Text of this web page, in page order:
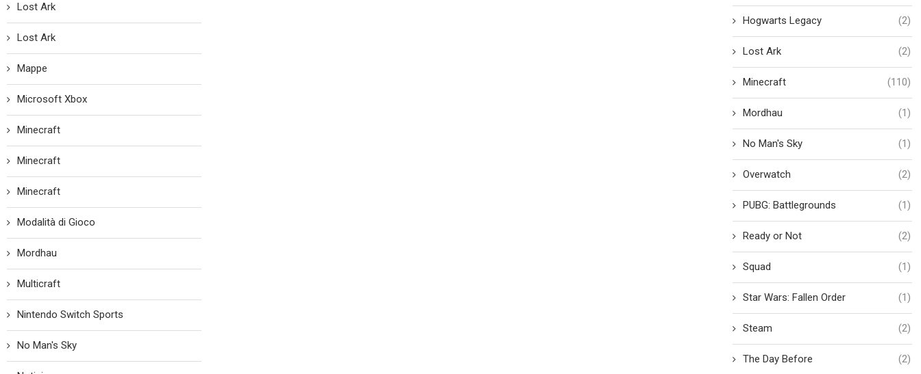
Hogwarts Legacy (2)
Lost Ark (2)
Minecraft (110)
Mordhau (1)
No Man's Sky (1)
Overwatch (2)
PUBG: Battlegrounds (1)
Ready or Not (2)
Squad (1)
Star Wars: Fallen Order (1)
Steam (2)
The Day Before (2)
Lost Ark
Lost Ark
Mappe
Microsoft Xbox
Minecraft
Minecraft
Minecraft
Modalità di Gioco
Mordhau
Multicraft
Nintendo Switch Sports
No Man's Sky